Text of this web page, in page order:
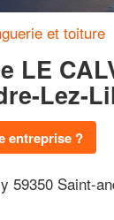
et toiture
LE
Lez-
entreprise ?
59350 Saint-